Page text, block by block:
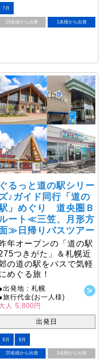
7月
25名様から出発 1名様から出発
ぐるっと道の駅シリー
♪ガイド同行「道の
」めぐり 道央圏Ｂ
ート≪三笠、月形方
≫日帰りバスツアー
年オープンの「道の駅
つきがた」＆札幌近
の道の駅をバスで気軽
めぐる旅！
出発地：札幌
旅行代金(お一人様)
人 5,800円
出発日
8月 9月
20名様から出発 1名様から出発